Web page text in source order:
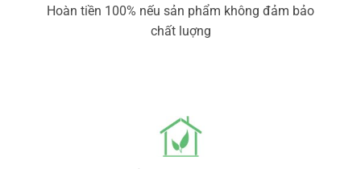
Hoàn tiền 100% nếu sản phẩm không đảm bảo
chất luợng